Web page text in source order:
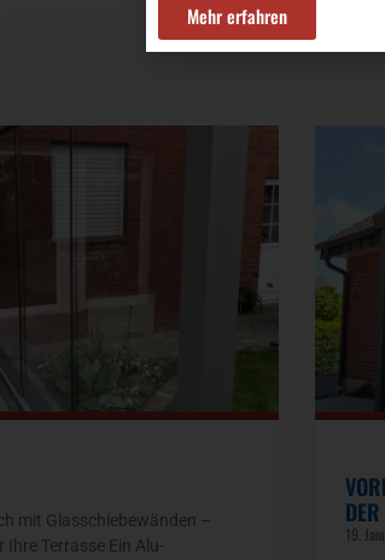
mit Glasschiebewänden –
Terrasse Ein Alu-
19.
Mehr erfahren